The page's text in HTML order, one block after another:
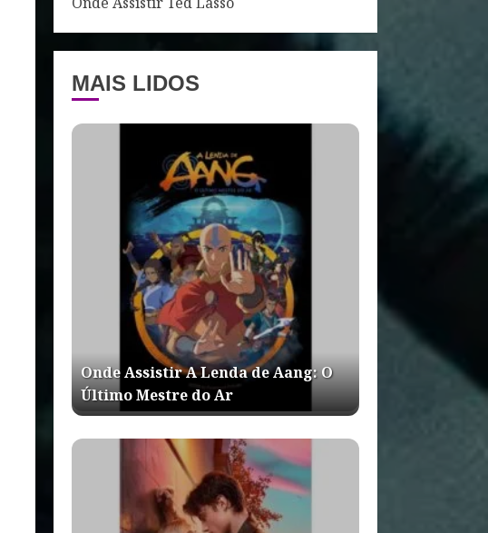
MAIS LIDOS
Onde Assistir A Lenda de Aang: O
Último Mestre do Ar